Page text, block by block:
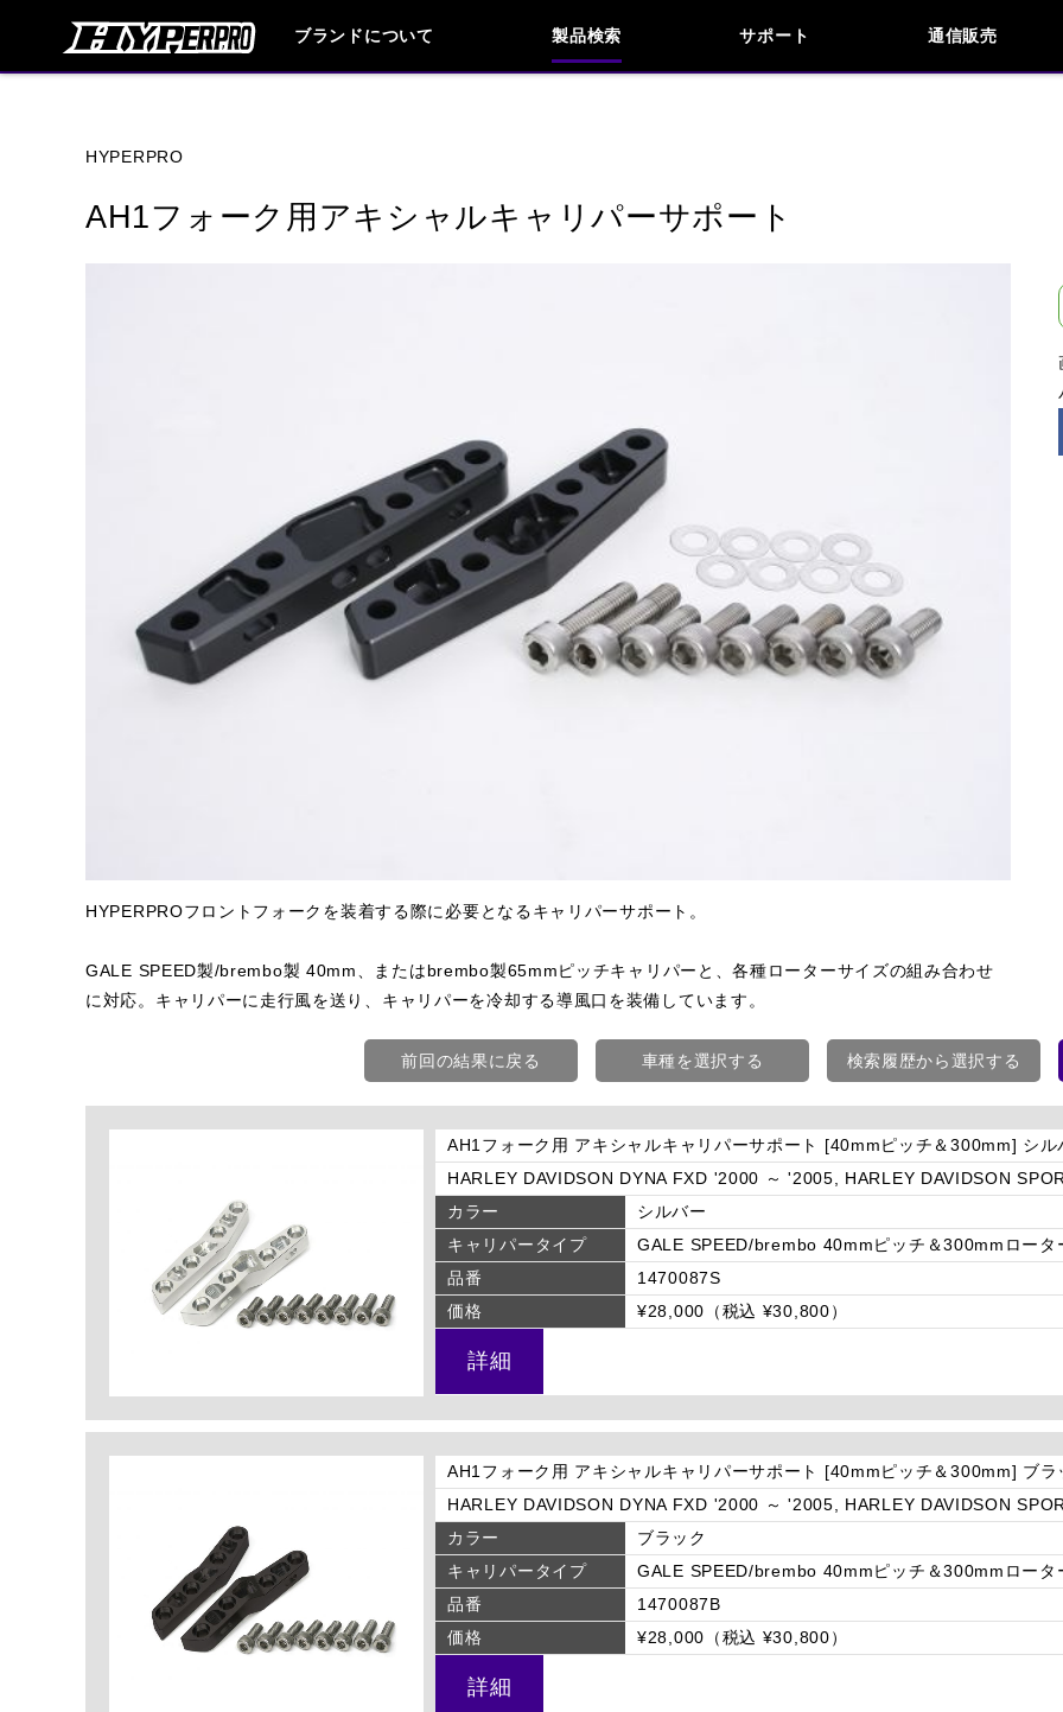
ブランドについて 製品検索 サポート
お問い合わせ
よくあるご質問
通信販売
HYPERPRO
AH1フォーク用アキシャルキャリパーサポート
HYPERPROフロントフォークを装着する際に必要となるキャリパーサポート。
GALE SPEED製/brembo製 40mm、またはbrembo製65mmピッチキャリパーと、各種ローターサイズの組み合わせ
に対応。キャリパーに走行風を送り、キャリパーを冷却する導風口を装備しています。
前回の結果に戻る 車種を選択する 検索履歴から選択する
AH1フォーク用 アキシャルキャリパーサポート [40mmピッチ＆300mm] シル
HARLEY DAVIDSON DYNA FXD '2000 ～ '2005, HARLEY DAVIDSON
カラー
シルバー
キャリパータイプ
GALE SPEED/brembo 40mmピッチ＆300mmロータ
品番
1470087S
価格
¥28,000（税込 ¥30,800）
詳細
AH1フォーク用 アキシャルキャリパーサポート [40mmピッチ＆300mm] ブラ
HARLEY DAVIDSON DYNA FXD '2000 ～ '2005, HARLEY DAVIDSON
カラー
ブラック
キャリパータイプ
GALE SPEED/brembo 40mmピッチ＆300mmロータ
品番
1470087B
価格
¥28,000（税込 ¥30,800）
詳細